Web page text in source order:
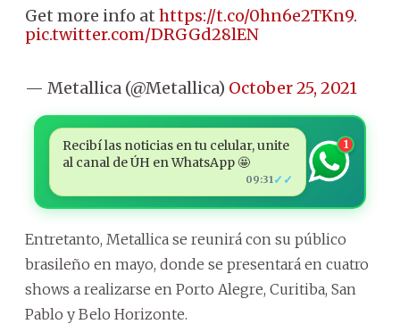
Get more info at https://t.co/0hn6e2TKn9.
pic.twitter.com/DRGGd28lEN
— Metallica (@Metallica) October 25, 2021
Recibí las noticias en tu celular, unite
al canal de ÚH en WhatsApp 🤩
09:31 ✓✓
1
Entretanto, Metallica se reunirá con su público
brasileño en mayo, donde se presentará en cuatro
shows a realizarse en Porto Alegre, Curitiba, San
Pablo y Belo Horizonte.